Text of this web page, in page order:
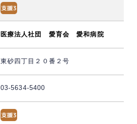
医療法人社団 愛育会 愛和病院
東砂四丁目２０番２号
03-5634-5400